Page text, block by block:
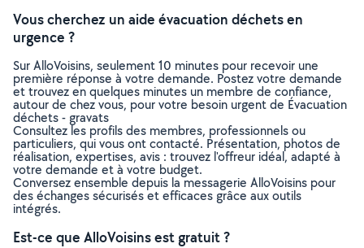
Vous cherchez un aide évacuation déchets en
urgence ?
Sur AlloVoisins, seulement 10 minutes pour recevoir une
première réponse à votre demande. Postez votre demande
et trouvez en quelques minutes un membre de confiance,
autour de chez vous, pour votre besoin urgent de Évacuation
déchets - gravats
Consultez les profils des membres, professionnels ou
particuliers, qui vous ont contacté. Présentation, photos de
réalisation, expertises, avis : trouvez l'offreur idéal, adapté à
votre demande et à votre budget.
Conversez ensemble depuis la messagerie AlloVoisins pour
des échanges sécurisés et efficaces grâce aux outils
intégrés.
Est-ce que AlloVoisins est gratuit ?